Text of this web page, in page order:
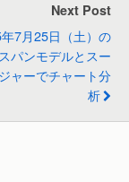
Next Post
7月25日（土）の
パンモデルとスー
ャーでチャート分
析